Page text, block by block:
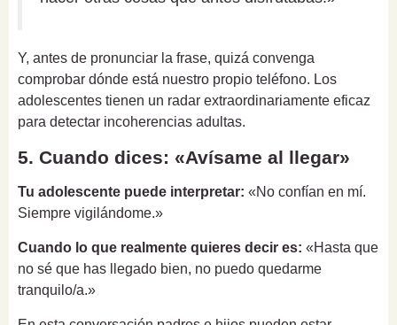
Y, antes de pronunciar la frase, quizá convenga
comprobar dónde está nuestro propio teléfono. Los
adolescentes tienen un radar extraordinariamente eficaz
para detectar incoherencias adultas.
5. Cuando dices: «Avísame al llegar»
Tu adolescente puede interpretar: «No confían en mí.
Siempre vigilándome.»
Cuando lo que realmente quieres decir es: «Hasta que
no sé que has llegado bien, no puedo quedarme
tranquilo/a.»